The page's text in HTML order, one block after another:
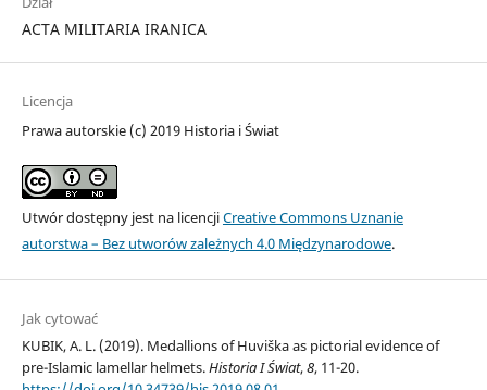
ACTA MILITARIA IRANICA
Licencja
Prawa autorskie (c) 2019 Historia i Świat
Utwór dostępny jest na licencjiCreative Commons Uznanie
autorstwa – Bez utworów zależnych 4.0 Międzynarodowe.
Jak cytować
KUBIK, A. L. (2019). Medallions of Huviška as pictorial evidence of
pre-Islamic lamellar helmets.Historia I Świat,8, 11-20.